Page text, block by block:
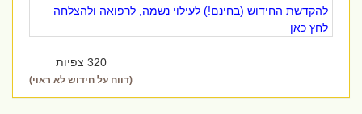
להקדשת החידוש (בחינם!) לעילוי נשמה, לרפואה ולהצלחה
לחץ כאן
320 צפיות
(דווח על חידוש לא ראוי)